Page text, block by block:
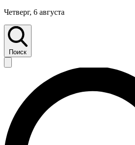
Четверг, 6 августа
Поиск